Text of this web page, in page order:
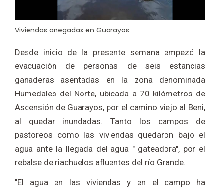
Viviendas anegadas en Guarayos
Desde inicio de la presente semana empezó la
evacuación de personas de seis estancias
ganaderas asentadas en la zona denominada
Humedales del Norte, ubicada a 70 kilómetros de
Ascensión de Guarayos, por el camino viejo al Beni,
al quedar inundadas. Tanto los campos de
pastoreos como las viviendas quedaron bajo el
agua ante la llegada del agua " gateadora", por el
rebalse de riachuelos afluentes del río Grande.
"El agua en las viviendas y en el campo ha